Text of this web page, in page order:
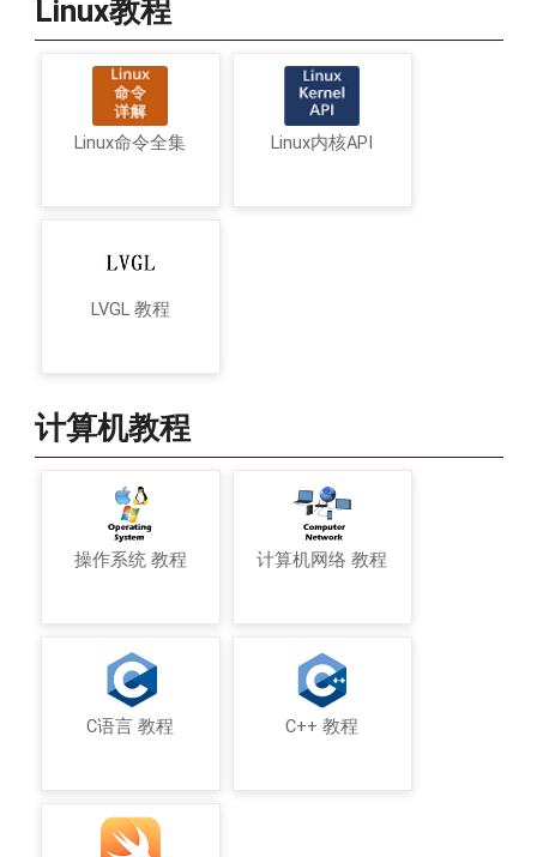
Linux教程
Linux命令全集 Linux内核API
LVGL 教程
计算机教程
操作系统 教程 计算机网络 教程
C语言 教程 C++ 教程